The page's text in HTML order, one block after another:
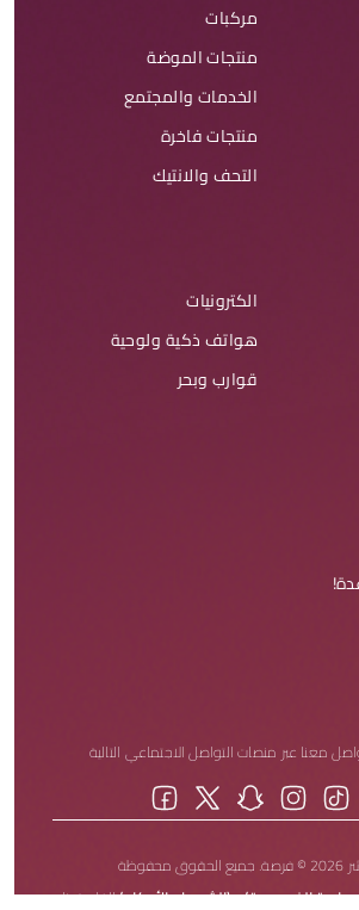
مركبات
منتجات الموضة
الخدمات والمجتمع
منتجات فاخرة
التحف والانتيك
الكترونيات
هواتف ذكية ولوحية
قوارب وبحر
معنا عبر منصات التواصل الاجتماعي التالية
الخصوصية)و(الشروط والأحكام)الخاصة بنا.